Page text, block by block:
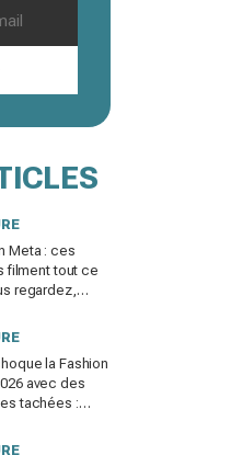
Meta : ces
filment tout ce
regardez,
la vie privée ?
la Fashion
avec des
tachées :
assumé ?